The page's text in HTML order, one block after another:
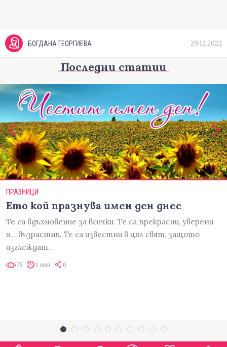
БОГДАНА ГЕОРГИЕВА 29.12.2022
Последни статии
ПРАЗНИЦИ
Ето кой празнува имен ден днес
Те са вдъхновение за всички. Те са прекрасни, уверени
и... възрастни. Те са известни в цял свят, защото
изглеждат…
75 2 мин 0